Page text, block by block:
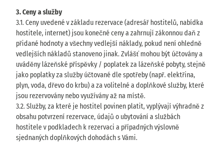
3. Ceny a služby
3.1. Ceny uvedené v základu rezervace (adresář hostitelů, nabídka
hostitele, internet) jsou konečné ceny a zahrnují zákonnou daň z
přidané hodnoty a všechny vedlejší náklady, pokud není ohledně
vedlejších nákladů stanoveno jinak. Zvlášť mohou být účtovány a
uváděny lázeňské příspěvky / poplatek za lázeňské pobyty, stejně
jako poplatky za služby účtované dle spotřeby (např. elektřina,
plyn, voda, dřevo do krbu) a za volitelné a doplňkové služby, které
jsou rezervovány nebo využívány až na místě.
3.2. Služby, za které je hostitel povinen platit, vyplývají výhradně z
obsahu potvrzení rezervace, údajů o ubytování a službách
hostitele v podkladech k rezervaci a případných výslovně
sjednaných doplňkových dohodách s Vámi.